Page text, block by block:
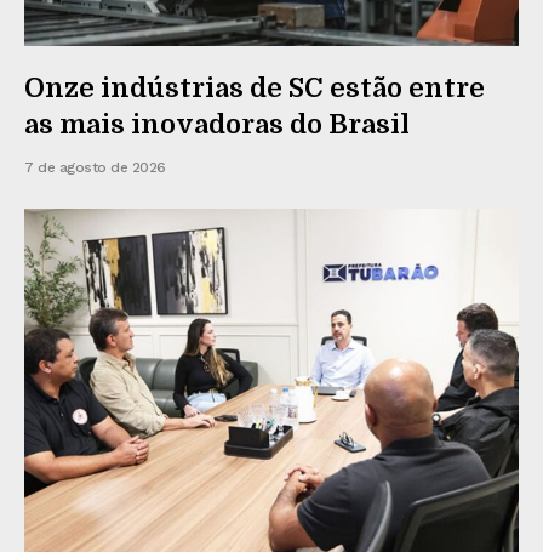
Onze indústrias de SC estão entre
as mais inovadoras do Brasil
7 de agosto de 2026